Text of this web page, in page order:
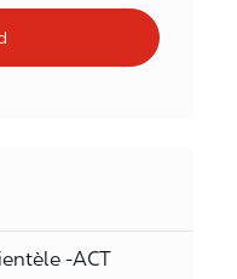
-ACT